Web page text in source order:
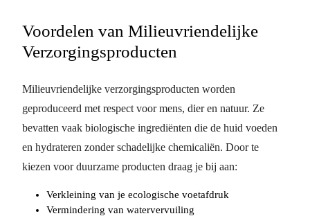
Voordelen van Milieuvriendelijke
Verzorgingsproducten
Milieuvriendelijke verzorgingsproducten worden
geproduceerd met respect voor mens, dier en natuur. Ze
bevatten vaak biologische ingrediënten die de huid voeden
en hydrateren zonder schadelijke chemicaliën. Door te
kiezen voor duurzame producten draag je bij aan:
Verkleining van je ecologische voetafdruk
Vermindering van watervervuiling